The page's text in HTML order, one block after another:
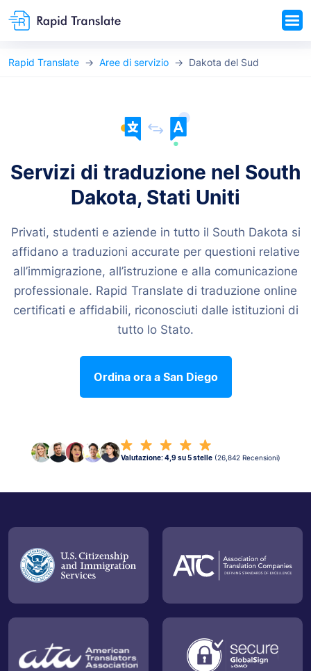
Rapid Translate Aree di servizio Dakota del Sud
Servizi di traduzione nel South
Dakota, Stati Uniti
Privati, studenti e aziende in tutto il South Dakota si
affidano a traduzioni accurate per questioni relative
all’immigrazione, all’istruzione e alla comunicazione
professionale. Rapid Translate di traduzione online
certificati e affidabili, riconosciuti dalle istituzioni di
tutto lo Stato.
Ordina ora a San Diego
Valutazione: 4,9 su 5 stelle (26,842 Recensioni)